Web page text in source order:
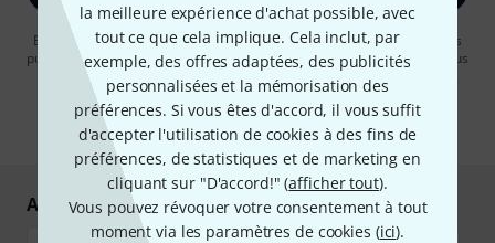
la meilleure expérience d'achat possible, avec
tout ce que cela implique. Cela inclut, par
exemple, des offres adaptées, des publicités
personnalisées et la mémorisation des
préférences. Si vous êtes d'accord, il vous suffit
d'accepter l'utilisation de cookies à des fins de
préférences, de statistiques et de marketing en
cliquant sur "D'accord!" (afficher tout).
Vous pouvez révoquer votre consentement à tout
moment via les paramètres de cookies (ici).
En cliquant sur "S'inscrire maintenant", vous acceptez de recevoir des
publicités par e-mail. La désinscription est possible à tout moment. Vous
pouvez trouver plus d'informations à ce sujet dans notre
confidentialité.
* Requis
Achetez et payez en toute sécurité